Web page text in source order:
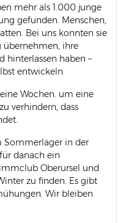
mehr als 1.000 junge
gefunden. Menschen,
Bei uns konnten sie
übernehmen, ihre
hinterlassen haben –
entwickeln.
Wochen. um eine
verhindern, dass
in der
danach ein
Oberursel und
zu finden. Es gibt
Wir bleiben